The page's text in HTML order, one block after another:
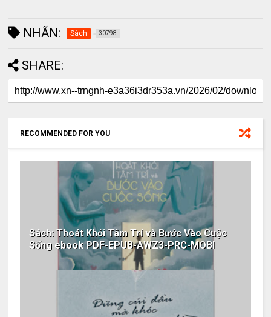
NHÃN: Sách 30798
SHARE:
RECOMMENDED FOR YOU
Sách: Thoát Khỏi Tâm Trí và Bước Vào Cuộc
Sống ebook PDF-EPUB-AWZ3-PRC-MOBI